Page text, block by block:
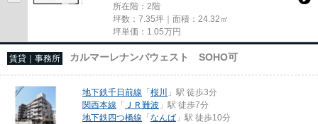
所在階：2階
坪数：7.35坪｜面積：24.32㎡
坪単価： 1.05万円
賃貸｜事務所 カルマーレナンバウェスト SOHO可
地下鉄千日前線 「桜川
」駅 徒歩3分
関西本線 「 ＪＲ難波 」駅 徒歩7分
地下鉄四つ橋線 「なんば 」駅 徒歩10分